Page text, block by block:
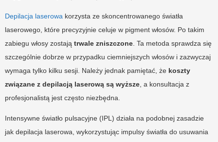
Depilacja laserowa korzysta ze skoncentrowanego światła
laserowego, które precyzyjnie celuje w pigment włosów. Po takim
zabiegu włosy zostają trwale zniszczone . Ta metoda sprawdza się
szczególnie dobrze w przypadku ciemniejszych włosów i zazwyczaj
wymaga tylko kilku sesji. Należy jednak pamiętać, że koszty
związane z depilacją laserową są wyższe , a konsultacja z
profesjonalistą jest często niezbędna.
Intensywne światło pulsacyjne (IPL) działa na podobnej zasadzie
jak depilacja laserowa, wykorzystując impulsy światła do usuwania